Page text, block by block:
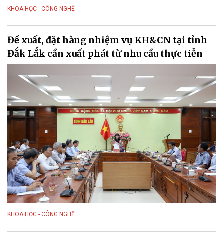
KHOA HỌC - CÔNG NGHỆ
Đề xuất, đặt hàng nhiệm vụ KH&CN tại tỉnh
Đắk Lắk cần xuất phát từ nhu cầu thực tiễn
KHOA HỌC - CÔNG NGHỆ